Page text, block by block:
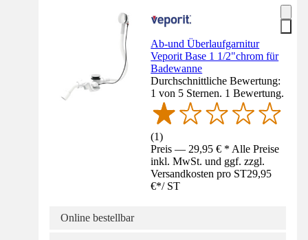
Ab-und Überlaufgarnitur
Veporit Base 1 1/2"chrom für
Badewanne
Durchschnittliche Bewertung:
1 von 5 Sternen. 1 Bewertung.
(1)
Preis — 29,95 € * Alle Preise
inkl. MwSt. und ggf. zzgl.
Versandkosten pro ST29,95
€*/ ST
Online bestellbar